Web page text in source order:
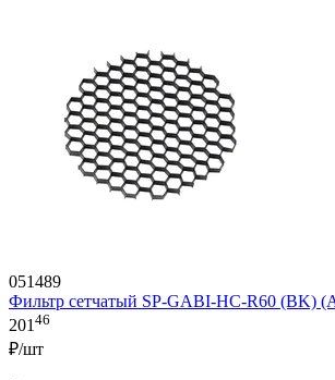
051489
Фильтр сетчатый SP-GABI-HC-R60 (BK)
20146
₽/шт